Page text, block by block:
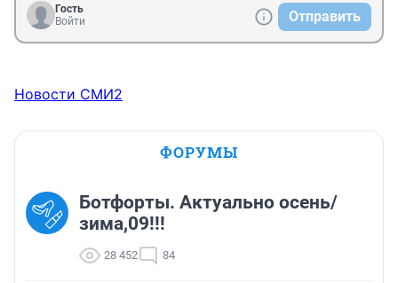
Гость
Войти
Отправить
Новости СМИ2
ФОРУМЫ
Ботфорты. Актуально осень/
зима,09!!!
28 452 84